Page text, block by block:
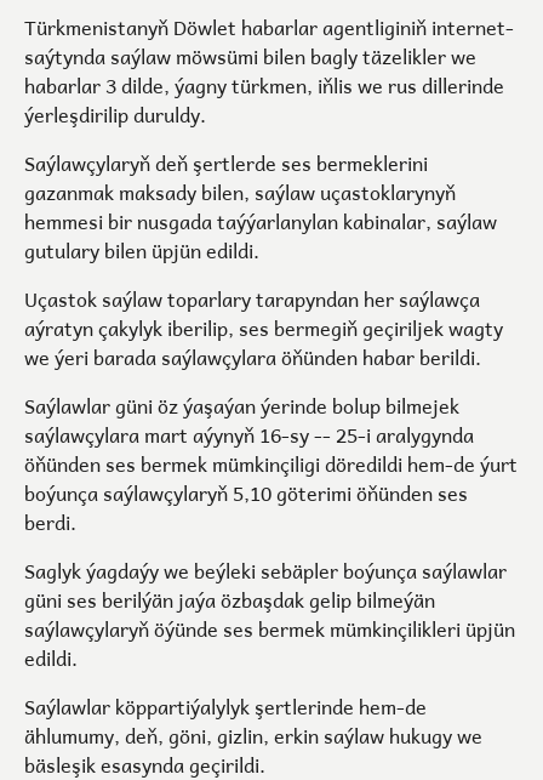
Türkmenistanyň Döwlet habarlar agentliginiň internet-
saýtynda saýlaw möwsümi bilen bagly täzelikler we
habarlar 3 dilde, ýagny türkmen, iňlis we rus dillerinde
ýerleşdirilip duruldy.
Saýlawçylaryň deň şertlerde ses bermeklerini
gazanmak maksady bilen, saýlaw uçastoklarynyň
hemmesi bir nusgada taýýarlanylan kabinalar, saýlaw
gutulary bilen üpjün edildi.
Uçastok saýlaw toparlary tarapyndan her saýlawça
aýratyn çakylyk iberilip, ses bermegiň geçiriljek wagty
we ýeri barada saýlawçylara öňünden habar berildi.
Saýlawlar güni öz ýaşaýan ýerinde bolup bilmejek
saýlawçylara mart aýynyň 16-sy -- 25-i aralygynda
öňünden ses bermek mümkinçiligi döredildi hem-de ýurt
boýunça saýlawçylaryň 5,10 göterimi öňünden ses
berdi.
Saglyk ýagdaýy we beýleki sebäpler boýunça saýlawlar
güni ses berilýän jaýa özbaşdak gelip bilmeýän
saýlawçylaryň öýünde ses bermek mümkinçilikleri üpjün
edildi.
Saýlawlar köppartiýalylyk şertlerinde hem-de
ählumumy, deň, göni, gizlin, erkin saýlaw hukugy we
bäsleşik esasynda geçirildi.